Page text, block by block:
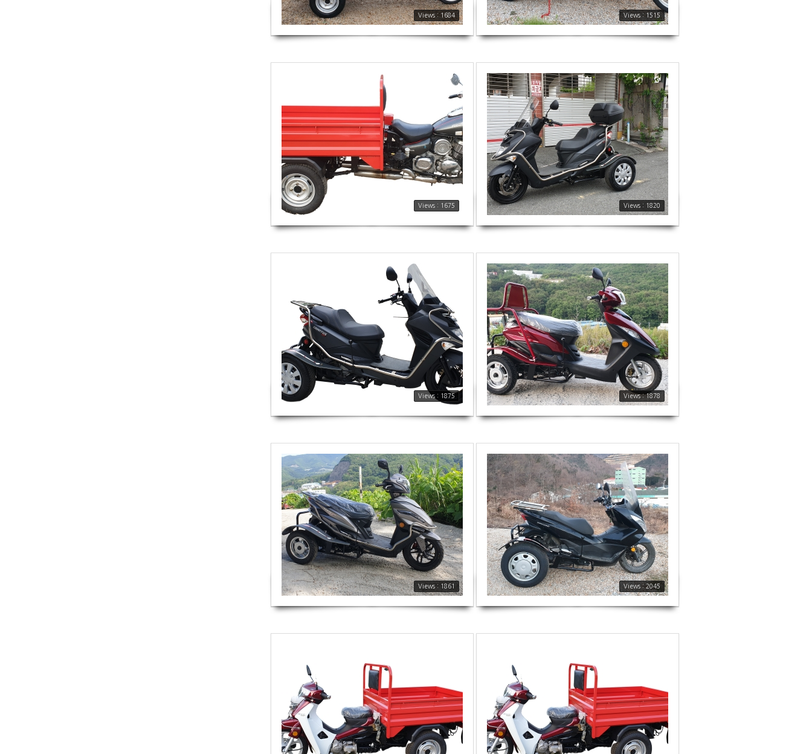
Views : 1684 Views : 1515
Views : 1675
1675
Views : 1820
1820
Views : 1875
1875
Views : 1878
1878
Views : 1861
1861
Views : 2045
2045
2424 1822